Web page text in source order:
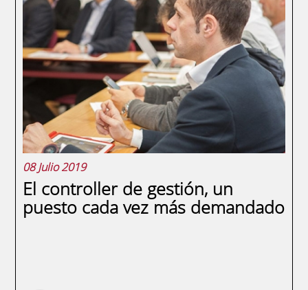
por el Real Decreto 463/2020, de 14 de
marzo, se han dictado varios Reales
Decretos y otras normas de diverso rango
con importantes disposiciones de orden
social, laboral, económico financiero y
fiscal, con...
08 Julio 2019
El controller de gestión, un
puesto cada vez más demandado